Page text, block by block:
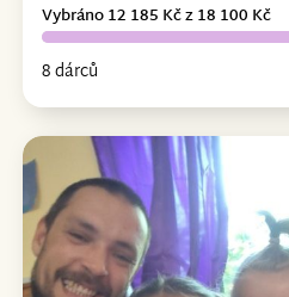
8 dárců
Vybráno 12 185 Kč z 18 100 Kč